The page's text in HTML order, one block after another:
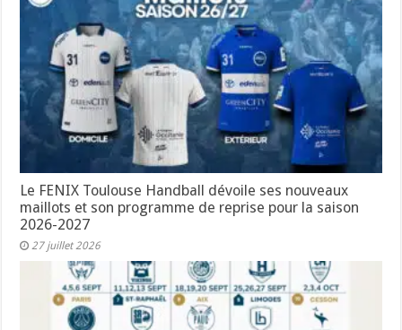
Le FENIX Toulouse Handball dévoile ses nouveaux
maillots et son programme de reprise pour la saison
2026-2027
27 juillet 2026